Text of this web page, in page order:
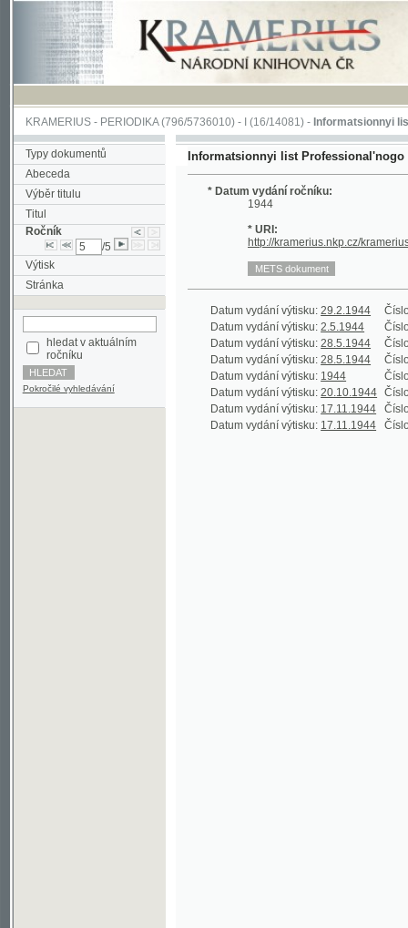
KRAMERIUS-PERIODIKA(796/5736010) -I(16/14081) -Informatsionnyi list
Typy dokumentů
Abeceda
Výběr titulu
Titul
Ročník
/5
Výtisk
Stránka
hledat v aktuálním
Pokročilé vyhledávání
Informatsionnyi list Professional'nogo
* Datum vydání ročníku:
1944
* URI:
Datum vydání výtisku:28.5.1944
Číslo
Datum vydání výtisku:28.5.1944 Číslo
Datum vydání výtisku:1944 Číslo
Datum vydání výtisku:20.10.1944 Číslo
Datum vydání výtisku:17.11.1944 Číslo
Datum vydání výtisku:17.11.1944 Číslo